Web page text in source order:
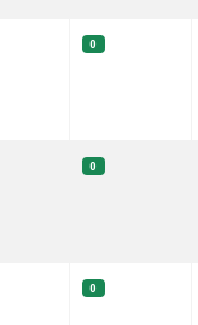
0
0
0